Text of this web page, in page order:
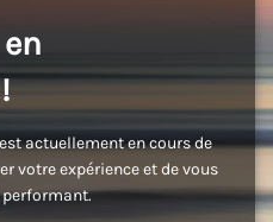
actuellement en cours de
votre expérience et de vous
performant.